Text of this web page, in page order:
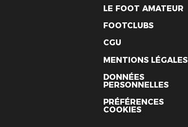
LE FOOT AMATEUR
FOOTCLUBS
CGU
MENTIONS LÉGALES
DONNÉES
PERSONNELLES
PRÉFÉRENCES
COOKIES